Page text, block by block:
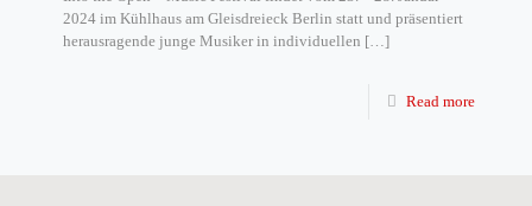
2024 im Kühlhaus am Gleisdreieck Berlin statt und präsentiert
herausragende junge Musiker in individuellen […]
Read more